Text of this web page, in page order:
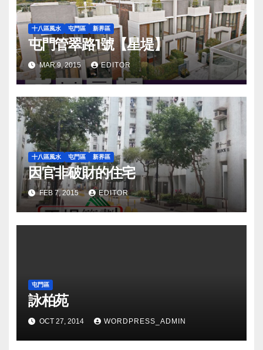
十八區風水 屯門區 新界區
屯門管翠路1號【星堤】
MAR 9, 2015 EDITOR
十八區風水 屯門區 新界區
因官非破財的住宅
FEB 7, 2015 EDITOR
屯門區
詠柏苑
OCT 27, 2014 WORDPRESS_ADMIN